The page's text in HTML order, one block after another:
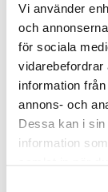
Vi använder
och
för sociala
vidarebefordrar
information
annons- och
Dessa kan i
information
8035-051X50S
8040-
8045-025X35S